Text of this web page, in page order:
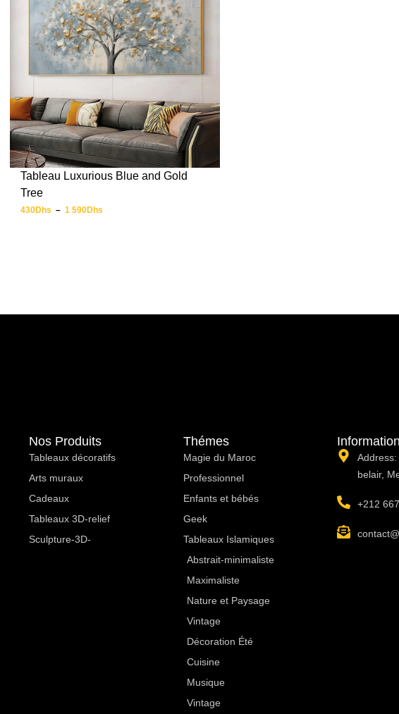
Tableau Luxurious Blue and Gold
Tree
430Dhs – 1 590Dhs
Nos Produits
Tableaux décoratifs
Arts muraux
Cadeaux
Tableaux 3D-relief
Sculpture-3D-
Thémes
Magie du Maroc
Professionnel
Enfants et bébés
Geek
Tableaux Islamiques
Abstrait-minimaliste
Maximaliste
Nature et Paysage
Vintage
Décoration Été
Cuisine
Musique
Vintage
belair,
+212